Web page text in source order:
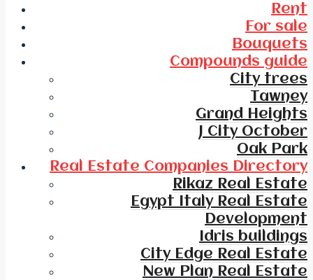
Rent
For sale
Bouquets
Compounds guide
City trees
Tawney
Grand Heights
J City October
Oak Park
Real Estate Companies Directory
Rikaz Real Estate
Egypt Italy Real Estate
Development
Idris buildings
City Edge Real Estate
New Plan Real Estate